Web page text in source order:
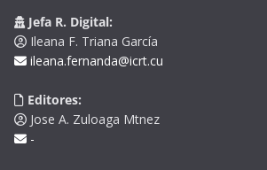
Jefa R. Digital:
Ileana F. Triana García
ileana.fernanda@icrt.cu
Editores:
Jose A. Zuloaga Mtnez
-